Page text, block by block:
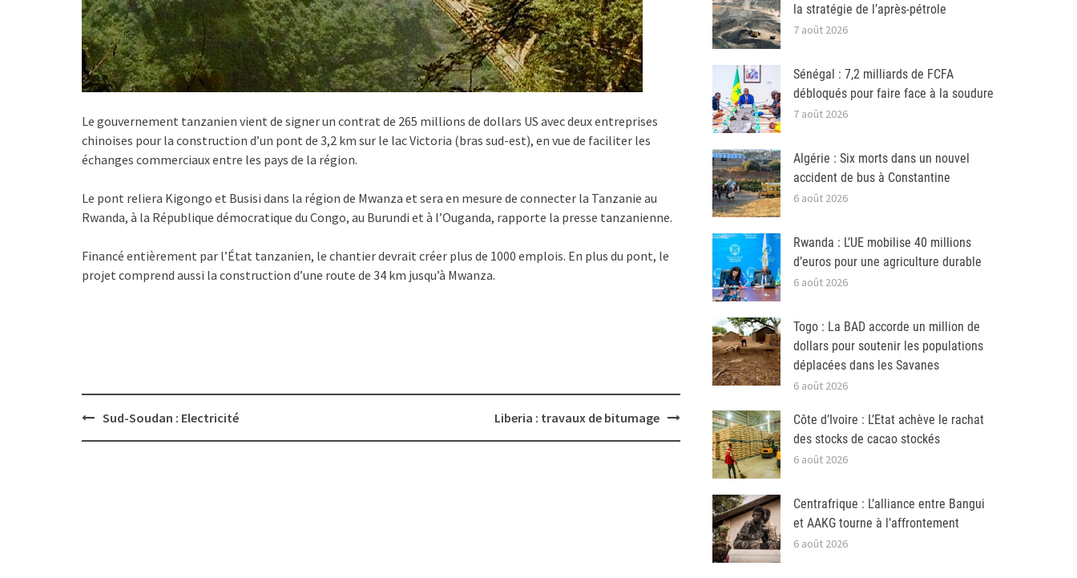
Le gouvernement tanzanien vient de signer un contrat de 265 millions de dollars US avec deux entreprises
chinoises pour la construction d’un pont de 3,2 km sur le lac Victoria (bras sud-est), en vue de faciliter les
échanges commerciaux entre les pays de la région.
Le pont reliera Kigongo et Busisi dans la région de Mwanza et sera en mesure de connecter la Tanzanie au
Rwanda, à la République démocratique du Congo, au Burundi et à l’Ouganda, rapporte la presse tanzanienne.
Financé entièrement par l’État tanzanien, le chantier devrait créer plus de 1000 emplois. En plus du pont, le
projet comprend aussi la construction d’une route de 34 km jusqu’à Mwanza.
PostSud-Soudan : Electricité Liberia : travaux de bitumage
la stratégie de l’après-pétrole
7 août 2026
Sénégal : 7,2 milliards de FCFA
débloqués pour faire face à la soudure
7 août 2026
Algérie : Six morts dans un nouvel
accident de bus à Constantine
6 août 2026
Rwanda : L’UE mobilise 40 millions
d’euros pour une agriculture durable
6 août 2026
Togo : La BAD accorde un million de
dollars pour soutenir les populations
déplacées dans les Savanes
6 août 2026
Côte d’Ivoire : L’Etat achève le rachat
des stocks de cacao stockés
6 août 2026
Centrafrique : L’alliance entre Bangui
et AAKG tourne à l’affrontement
6 août 2026